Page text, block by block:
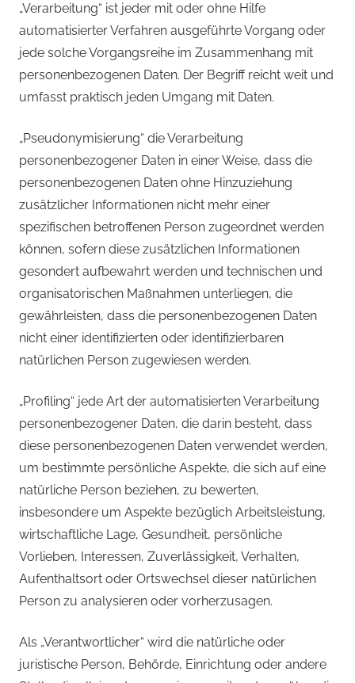
„Verarbeitung“ ist jeder mit oder ohne Hilfe
automatisierter Verfahren ausgeführte Vorgang oder
jede solche Vorgangsreihe im Zusammenhang mit
personenbezogenen Daten. Der Begriff reicht weit und
umfasst praktisch jeden Umgang mit Daten.
„Pseudonymisierung“ die Verarbeitung
personenbezogener Daten in einer Weise, dass die
personenbezogenen Daten ohne Hinzuziehung
zusätzlicher Informationen nicht mehr einer
spezifischen betroffenen Person zugeordnet werden
können, sofern diese zusätzlichen Informationen
gesondert aufbewahrt werden und technischen und
organisatorischen Maßnahmen unterliegen, die
gewährleisten, dass die personenbezogenen Daten
nicht einer identifizierten oder identifizierbaren
natürlichen Person zugewiesen werden.
„Profiling“ jede Art der automatisierten Verarbeitung
personenbezogener Daten, die darin besteht, dass
diese personenbezogenen Daten verwendet werden,
um bestimmte persönliche Aspekte, die sich auf eine
natürliche Person beziehen, zu bewerten,
insbesondere um Aspekte bezüglich Arbeitsleistung,
wirtschaftliche Lage, Gesundheit, persönliche
Vorlieben, Interessen, Zuverlässigkeit, Verhalten,
Aufenthaltsort oder Ortswechsel dieser natürlichen
Person zu analysieren oder vorherzusagen.
Als „Verantwortlicher“ wird die natürliche oder
juristische Person, Behörde, Einrichtung oder andere